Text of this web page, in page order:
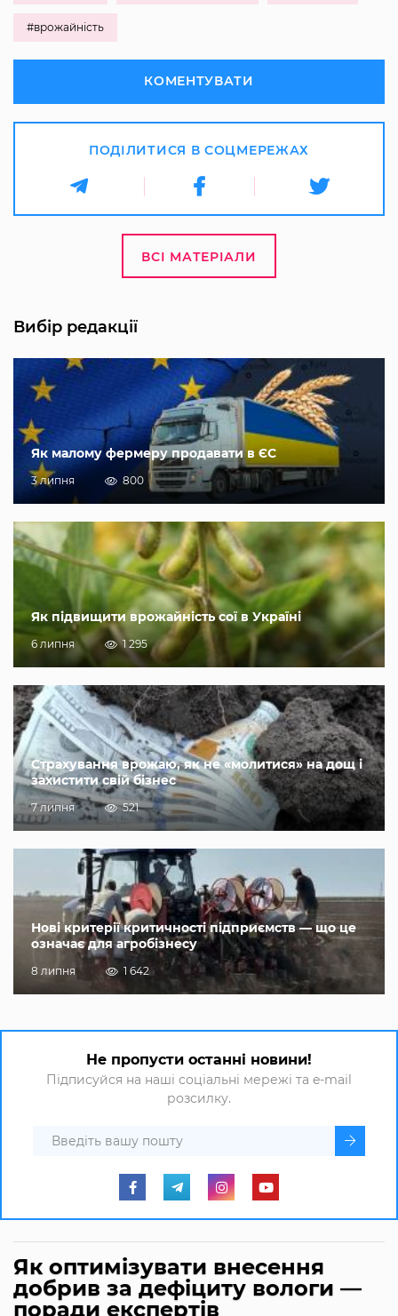
#врожайність
КОМЕНТУВАТИ
ПОДІЛИТИСЯ В СОЦМЕРЕЖАХ
ВСІ МАТЕРІАЛИ
Вибір редакції
Як малому фермеру продавати в ЄС
3 липня 800
Як підвищити врожайність сої в Україні
6 липня 1 295
Страхування врожаю, як не «молитися» на дощ і
захистити свій бізнес
7 липня 521
Нові критерії критичності підприємств — що це
означає для агробізнесу
8 липня 1 642
Не пропусти останні новини!
Підписуйся на наші соціальні мережі та e-mail
розсилку.
Як оптимізувати внесення
добрив за дефіциту вологи —
поради експертів